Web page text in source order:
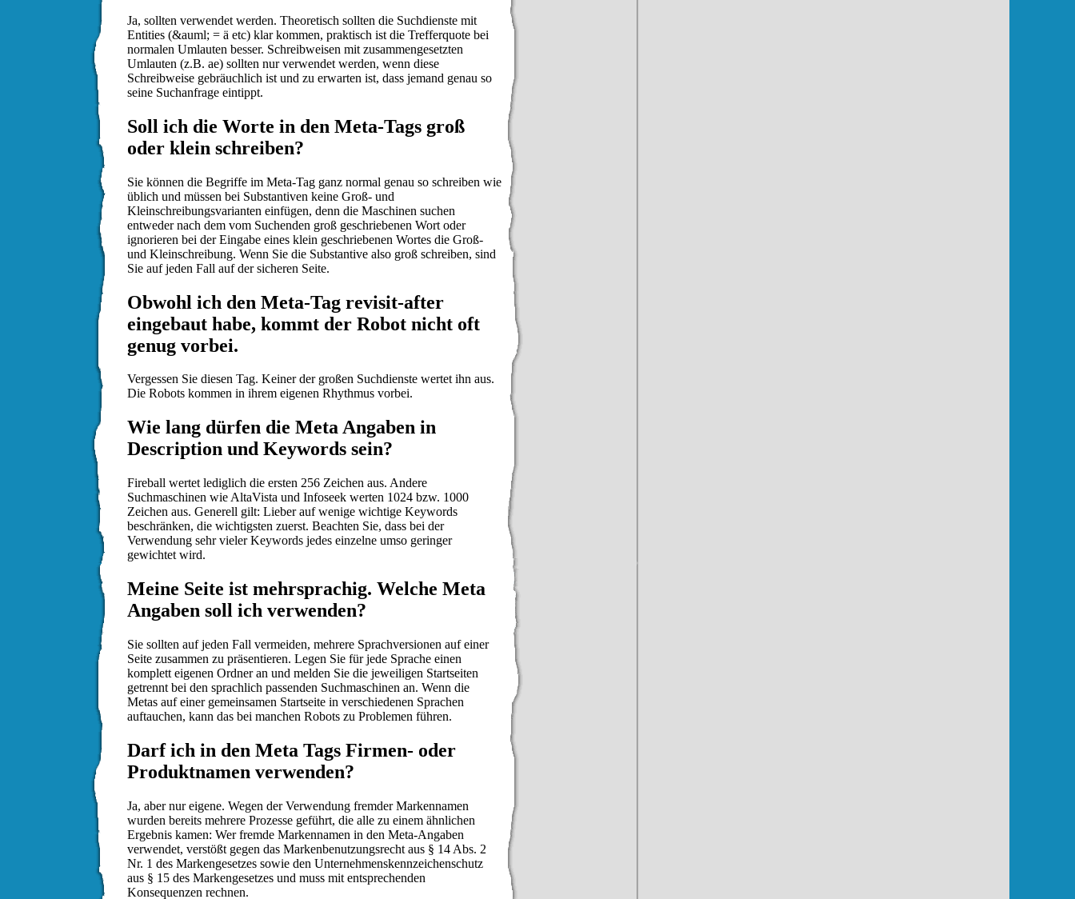
Ja, sollten verwendet werden. Theoretisch sollten die Suchdienste mit
Entities (&auml; = ä etc) klar kommen, praktisch ist die Trefferquote bei
normalen Umlauten besser. Schreibweisen mit zusammengesetzten
Umlauten (z.B. ae) sollten nur verwendet werden, wenn diese
Schreibweise gebräuchlich ist und zu erwarten ist, dass jemand genau so
seine Suchanfrage eintippt.
Soll ich die Worte in den Meta-Tags groß
oder klein schreiben?
Sie können die Begriffe im Meta-Tag ganz normal genau so schreiben wie
üblich und müssen bei Substantiven keine Groß- und
Kleinschreibungsvarianten einfügen, denn die Maschinen suchen
entweder nach dem vom Suchenden groß geschriebenen Wort oder
ignorieren bei der Eingabe eines klein geschriebenen Wortes die Groß-
und Kleinschreibung. Wenn Sie die Substantive also groß schreiben, sind
Sie auf jeden Fall auf der sicheren Seite.
Obwohl ich den Meta-Tag revisit-after
eingebaut habe, kommt der Robot nicht oft
genug vorbei.
Vergessen Sie diesen Tag. Keiner der großen Suchdienste wertet ihn aus.
Die Robots kommen in ihrem eigenen Rhythmus vorbei.
Wie lang dürfen die Meta Angaben in
Description und Keywords sein?
Fireball wertet lediglich die ersten 256 Zeichen aus. Andere
Suchmaschinen wie AltaVista und Infoseek werten 1024 bzw. 1000
Zeichen aus. Generell gilt: Lieber auf wenige wichtige Keywords
beschränken, die wichtigsten zuerst. Beachten Sie, dass bei der
Verwendung sehr vieler Keywords jedes einzelne umso geringer
gewichtet wird.
Meine Seite ist mehrsprachig. Welche Meta
Angaben soll ich verwenden?
Sie sollten auf jeden Fall vermeiden, mehrere Sprachversionen auf einer
Seite zusammen zu präsentieren. Legen Sie für jede Sprache einen
komplett eigenen Ordner an und melden Sie die jeweiligen Startseiten
getrennt bei den sprachlich passenden Suchmaschinen an. Wenn die
Metas auf einer gemeinsamen Startseite in verschiedenen Sprachen
auftauchen, kann das bei manchen Robots zu Problemen führen.
Darf ich in den Meta Tags Firmen- oder
Produktnamen verwenden?
Ja, aber nur eigene. Wegen der Verwendung fremder Markennamen
wurden bereits mehrere Prozesse geführt, die alle zu einem ähnlichen
Ergebnis kamen: Wer fremde Markennamen in den Meta-Angaben
verwendet, verstößt gegen das Markenbenutzungsrecht aus § 14 Abs. 2
Nr. 1 des Markengesetzes sowie den Unternehmenskennzeichenschutz
aus § 15 des Markengesetzes und muss mit entsprechenden
Konsequenzen rechnen.